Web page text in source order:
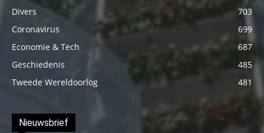
Divers
703
Coronavirus
699
Economie & Tech
687
Geschiedenis
485
Tweede Wereldoorlog
481
Nieuwsbrief